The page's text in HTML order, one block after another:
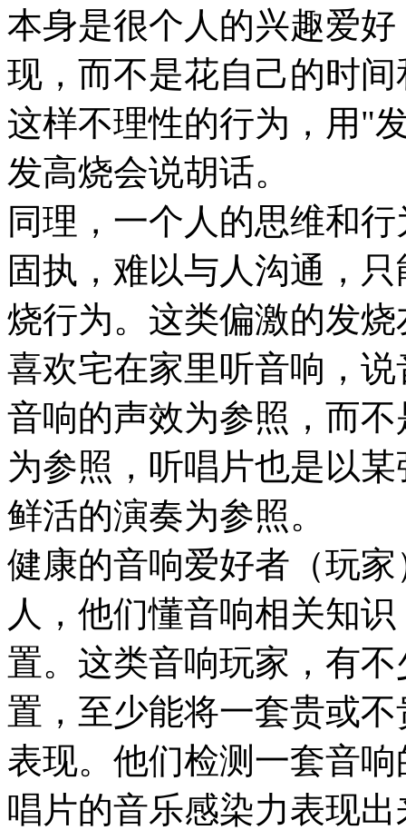
本身是很个人的兴趣爱
现，而不是花自己的时
这样不理性的行为，用"
发高烧会说胡话。
同理，一个人的思维和
固执，难以与人沟通，
烧行为。这类偏激的发
喜欢宅在家里听音响，
音响的声效为参照，而
为参照，听唱片也是以
鲜活的演奏为参照。
健康的音响爱好者（玩
人，他们懂音响相关知
置。这类音响玩家，有
置，至少能将一套贵或
表现。他们检测一套音
唱片的音乐感染力表现